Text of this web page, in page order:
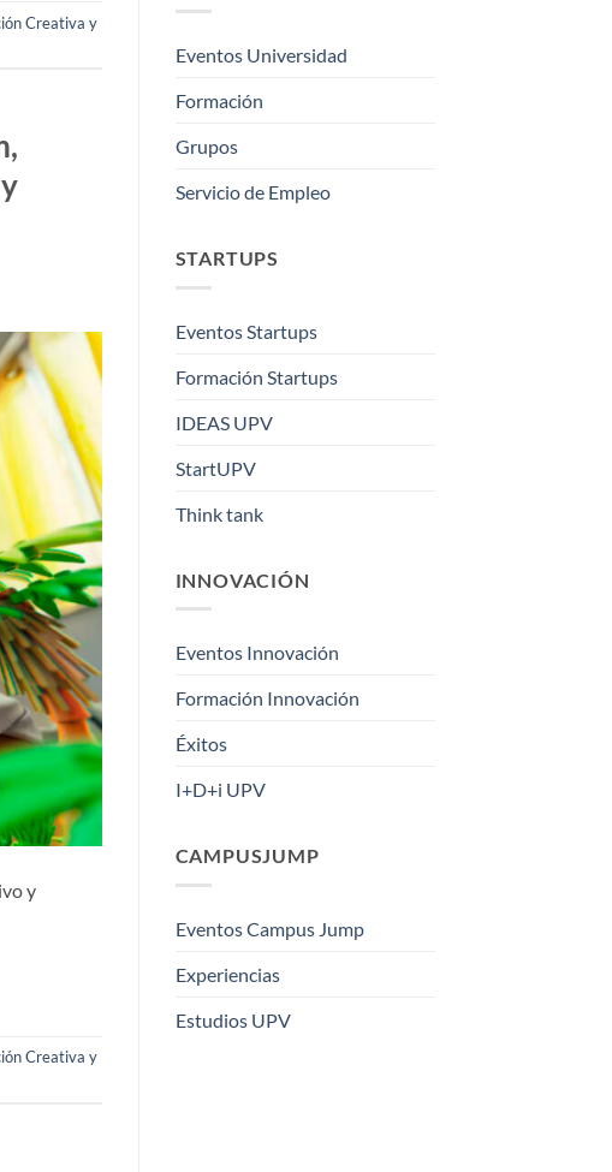
Creativa y
y
Creativa y
Eventos Universidad
Formación
Grupos
Servicio de Empleo
STARTUPS
Eventos Startups
Formación Startups
IDEAS UPV
StartUPV
Think tank
INNOVACIÓN
Eventos Innovación
Formación Innovación
Éxitos
I+D+i UPV
CAMPUSJUMP
Eventos Campus Jump
Experiencias
Estudios UPV